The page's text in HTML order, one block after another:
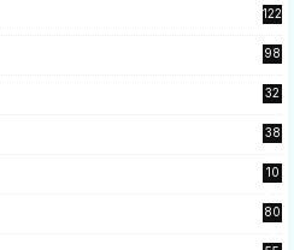
122
98
32
38
10
80